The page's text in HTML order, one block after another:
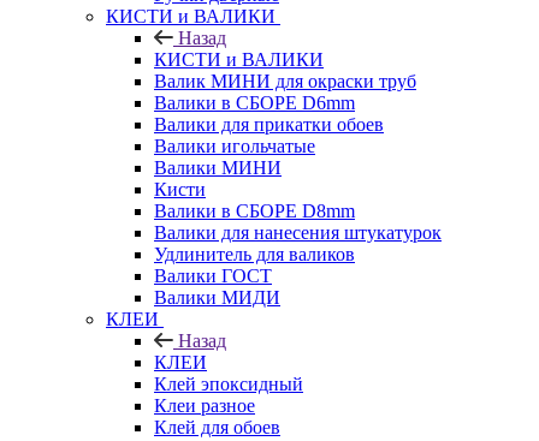
КИСТИ и ВАЛИКИ
Назад
КИСТИ и ВАЛИКИ
Валик МИНИ для окраски труб
Валики в СБОРЕ D6mm
Валики для прикатки обоев
Валики игольчатые
Валики МИНИ
Кисти
Валики в СБОРЕ D8mm
Валики для нанесения штукатурок
Удлинитель для валиков
Валики ГОСТ
Валики МИДИ
КЛЕИ
Назад
КЛЕИ
Клей эпоксидный
Клеи разное
Клей для обоев